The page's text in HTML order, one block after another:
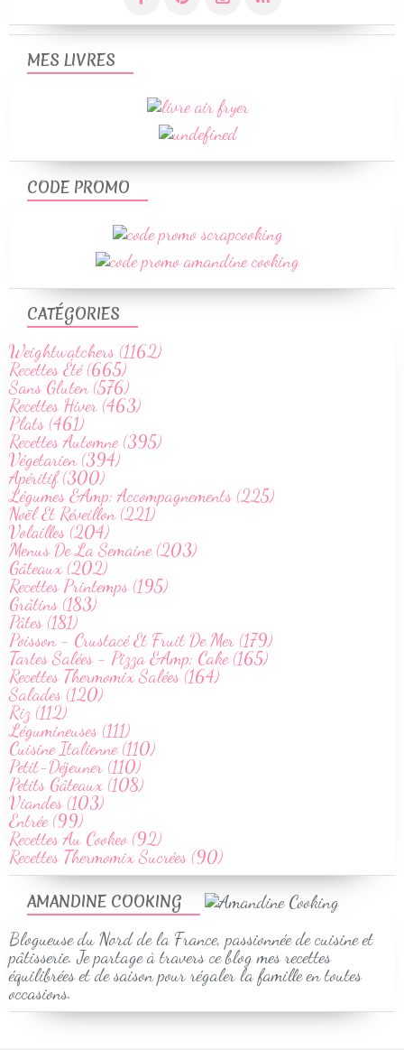
AMANDINE COOKING
Blogueuse du Nord de la France, passionnée de cuisine et
pâtisserie. Je partage à travers ce blog mes recettes
équilibrées et de saison pour régaler la famille en toutes
occasions.
CATÉGORIES
Weightwatchers (1162)
Recettes Été (665)
Sans Gluten (576)
Recettes Hiver (463)
Plats (461)
Recettes Automne (395)
Végetarien (394)
Apéritif (300)
Légumes &Amp; Accompagnements (225)
Noël Et Réveillon (221)
Volailles (204)
Menus De La Semaine (203)
Gâteaux (202)
Recettes Printemps (195)
Grâtins (183)
Pâtes (181)
Poisson - Crustacé Et Fruit De Mer (179)
Tartes Salées - Pizza &Amp; Cake (165)
Recettes Thermomix Salées (164)
Salades (120)
Riz (112)
Légumineuses (111)
Cuisine Italienne (110)
Petit-Déjeuner (110)
Petits Gâteaux (108)
Viandes (103)
Entrée (99)
Recettes Au Cookeo (92)
Recettes Thermomix Sucrées (90)
MES LIVRES
CODE PROMO